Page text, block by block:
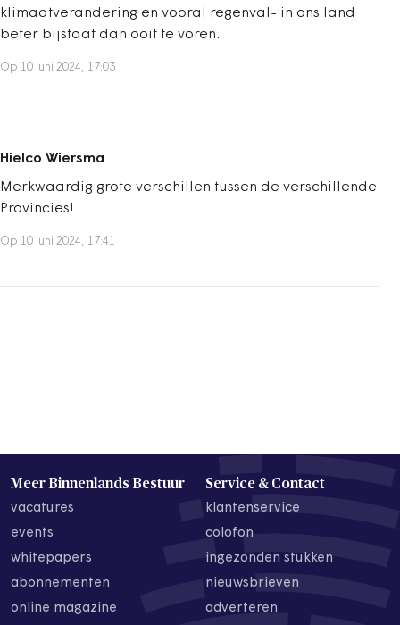
klimaatverandering en vooral regenval- in ons land
beter bijstaat dan ooit te voren.
Op 10 juni 2024, 17:03
Hielco Wiersma
Merkwaardig grote verschillen tussen de verschillende
Provincies!
Op 10 juni 2024, 17:41
Meer Binnenlands Bestuur
vacatures
events
whitepapers
abonnementen
online magazine
Service & Contact
klantenservice
colofon
ingezonden stukken
nieuwsbrieven
adverteren